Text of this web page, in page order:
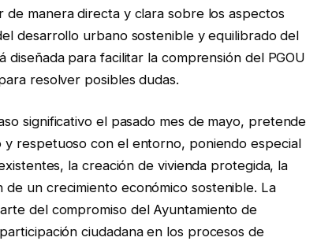
manera directa y clara sobre los aspectos
desarrollo urbano sostenible y equilibrado del
diseñada para facilitar la comprensión del PGOU
resolver posibles dudas.
significativo el pasado mes de mayo, pretende
respetuoso con el entorno, poniendo especial
la creación de vivienda protegida, la
un crecimiento económico sostenible. La
del compromiso del Ayuntamiento de
ciudadana en los procesos de